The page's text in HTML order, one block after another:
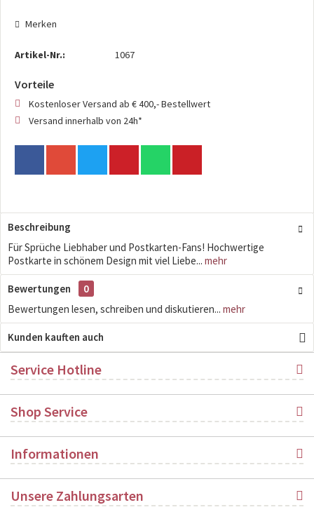
Merken
Artikel-Nr.: 1067
Vorteile
Kostenloser Versand ab € 400,- Bestellwert
Versand innerhalb von 24h*
Beschreibung
Für Sprüche Liebhaber und Postkarten-Fans! Hochwertige
Postkarte in schönem Design mit viel Liebe... mehr
Bewertungen
0
Bewertungen lesen, schreiben und diskutieren... mehr
Kunden kauften auch
Service Hotline
Shop Service
Informationen
Unsere Zahlungsarten